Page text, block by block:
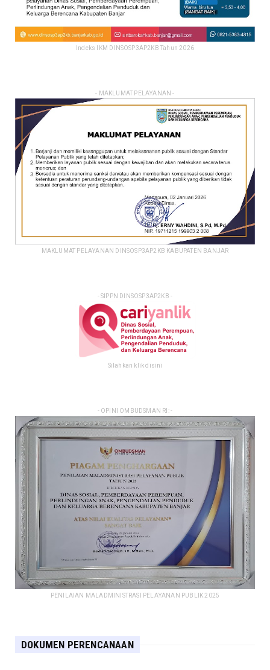
Indeks IKM DINSOSP3AP2KB Tahun 2026
- MAKLUMAT PELAYANAN -
MAKLUMAT PELAYANAN DINSOSP3AP2KB KABUPATEN BANJAR
- SIPPN DINSOSP3AP2KB -
Silahkan klik disini
- OPINI OMBUDSMAN RI: -
PENILAIAN MALADMINISTRASI PELAYANAN PUBLIK 2025
DOKUMEN PERENCANAAN